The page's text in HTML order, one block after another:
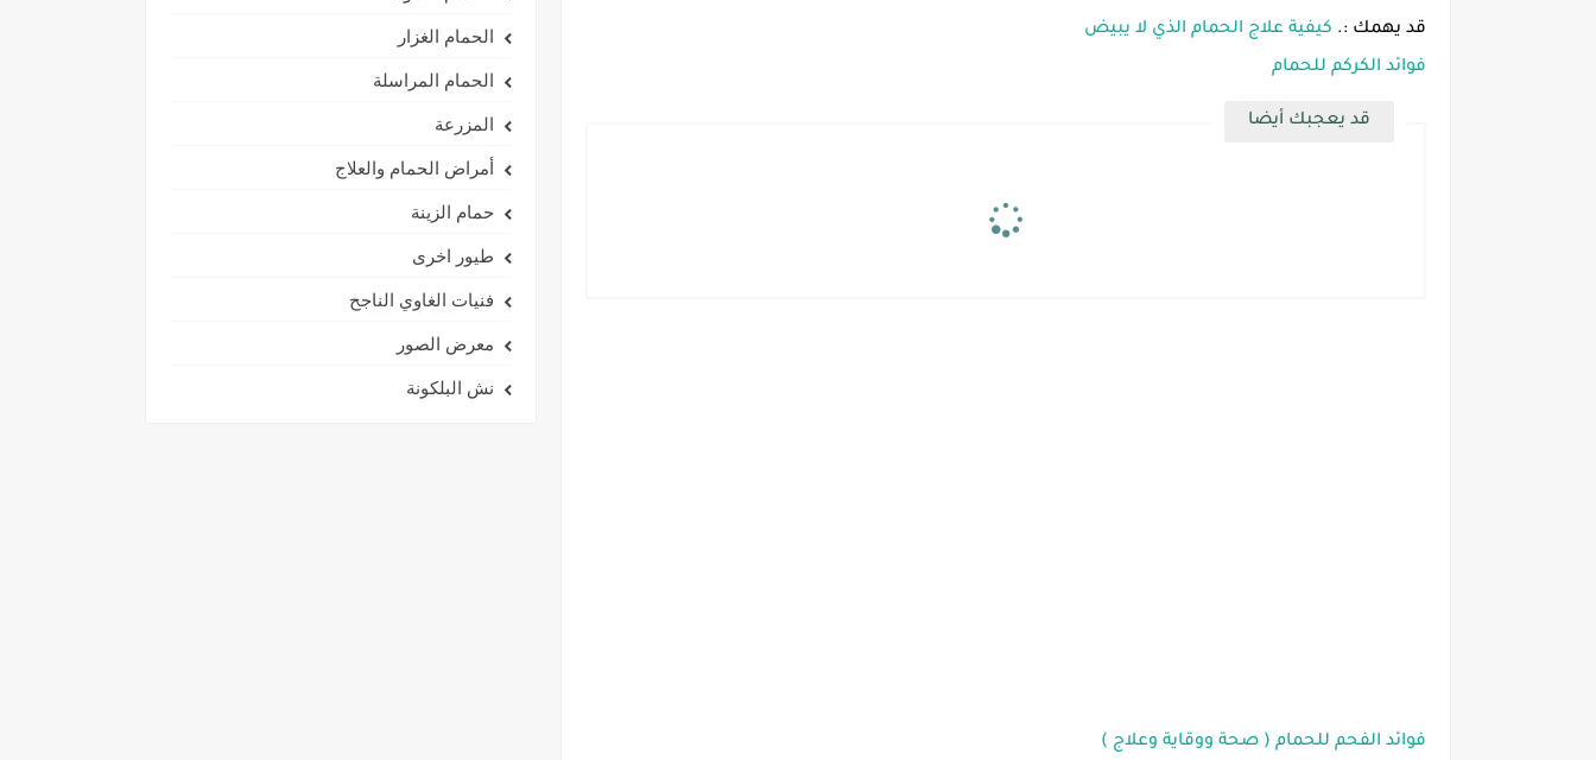
قد يهمك :. كيفية علاج الحمام الذي لا يبيض
فوائد الكركم للحمام
قد يعجبك أيضا
فوائد الفحم للحمام ( صحة ووقاية وعلاج )
الحمام الغزار
الحمام المراسلة
المزرعة
أمراض الحمام والعلاج
حمام الزينة
طيور اخرى
فنيات الغاوي الناجح
معرض الصور
نش البلكونة